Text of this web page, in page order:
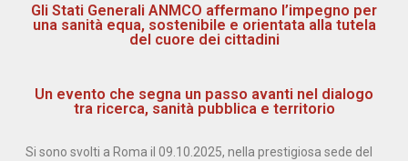
Gli Stati Generali ANMCO affermano l’impegno per
una sanità equa, sostenibile e orientata alla tutela
del cuore dei cittadini
Un evento che segna un passo avanti nel dialogo
tra ricerca, sanità pubblica e territorio
Si sono svolti a Roma il 09.10.2025, nella prestigiosa sede del